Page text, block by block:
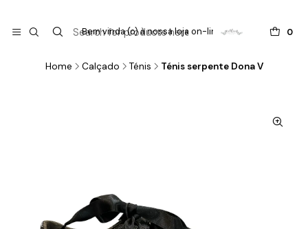
0
Bem vinda (o) à nossa loja on-line !
Home Calçado Ténis Ténis serpente Dona V